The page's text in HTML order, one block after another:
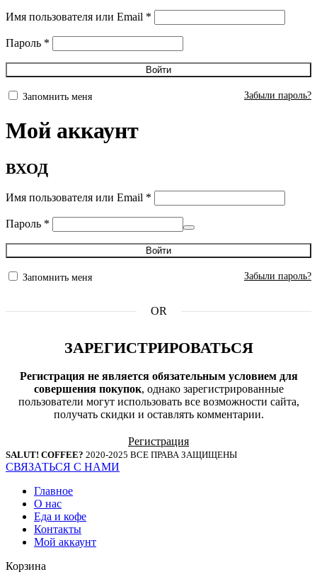
Имя пользователя или Email *
Пароль *
Войти
Забыли пароль?
Запомнить меня
Мой аккаунт
ВХОД
Имя пользователя или Email *
Пароль *
Войти
Забыли пароль?
Запомнить меня
OR
ЗАРЕГИСТРИРОВАТЬСЯ
Регистрация не является обязательным условием для
совершения покупок, однако зарегистрированные
пользователи могут использовать все возможности сайта,
получать скидки и оставлять комментарии.
Регистрация
SALUT! COFFEE? 2020-2025 ВСЕ ПРАВА ЗАЩИЩЕНЫ
СВЯЗАТЬСЯ С НАМИ
Главное
О нас
Еда и кофе
Контакты
Мой аккаунт
Корзина